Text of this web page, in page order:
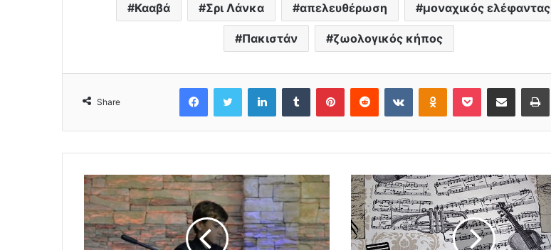
Κααβά Σρι Λάνκα απελευθέρωση μοναχικός ελέφαντας
Πακιστάν ζωολογικός κήπος
Share